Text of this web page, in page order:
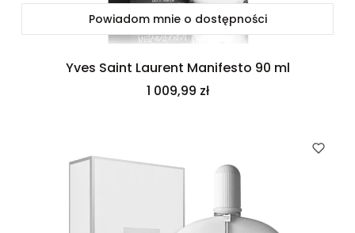
Powiadom mnie o dostępności
Yves Saint Laurent Manifesto 90 ml
Cena
1 009,99 zł